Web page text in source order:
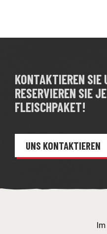
KONTAKTIEREN SIE
RESERVIEREN SIE
FLEISCHPAKET!
UNS KONTAKTIEREN